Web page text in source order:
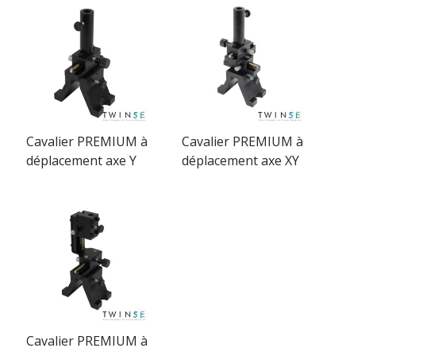
Cavalier PREMIUM à
déplacement axe Y
Cavalier PREMIUM à
déplacement axe XY
Cavalier PREMIUM à